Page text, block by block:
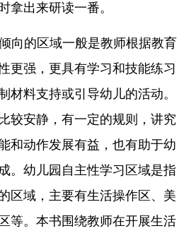
拿出来研读一番。
向的区域一般是教师根据教育
更强，更具有学习和技能练习
材料支持或引导幼儿的活动。
较安静，有一定的规则，讲究
和动作发展有益，也有助于幼
。幼儿园自主性学习区域是指
区域，主要有生活操作区、美
等。本书围绕教师在开展生活